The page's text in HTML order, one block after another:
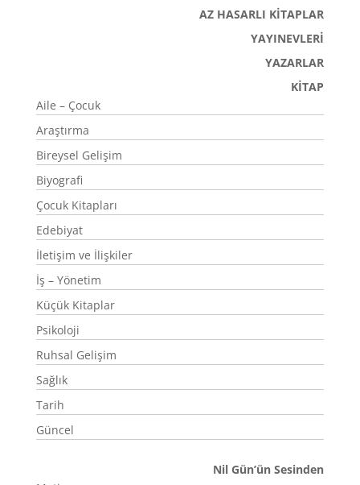
AZ HASARLI KİTAPLAR
YAYINEVLERİ
YAZARLAR
KİTAP
Aile – Çocuk
Araştırma
Bireysel Gelişim
Biyografi
Çocuk Kitapları
Edebiyat
İletişim ve İlişkiler
İş – Yönetim
Küçük Kitaplar
Psikoloji
Ruhsal Gelişim
Sağlık
Tarih
Güncel
Nil Gün’ün Sesinden